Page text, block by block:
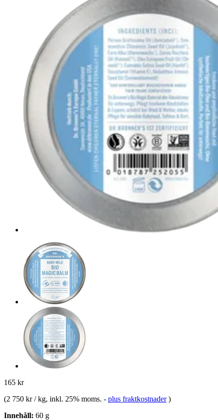
165 kr
(2 750 kr / kg, inkl. 25% moms. - plus fraktkostnader )
Innehåll: 60 g